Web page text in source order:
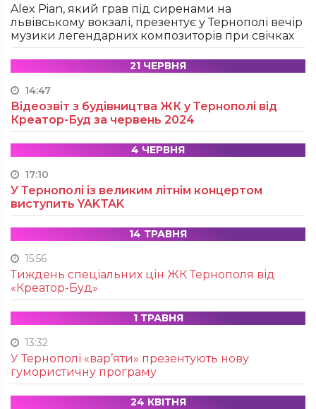
Alex Pian, який грав під сиренами на
львівському вокзалі, презентує у Тернополі вечір
музики легендарних композиторів при свічках
21 ЧЕРВНЯ
14:47
Відеозвіт з будівництва ЖК у Тернополі від
Креатор-Буд за червень 2024
4 ЧЕРВНЯ
17:10
У Тернополі із великим літнім концертом
виступить YAKTAK
14 ТРАВНЯ
15:56
Тиждень спеціальних цін ЖК Тернополя від
«Креатор-Буд»
1 ТРАВНЯ
13:32
У Тернополі «вар’яти» презентують нову
гумористичну програму
24 КВІТНЯ